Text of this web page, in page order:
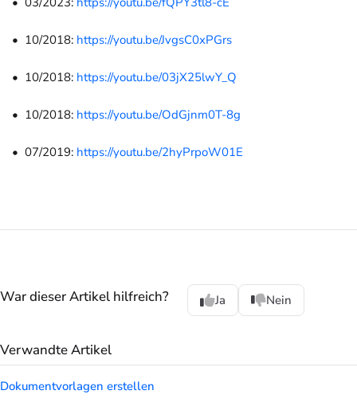
10/2018: https://youtu.be/JvgsC0xPGrs
10/2018: https://youtu.be/03jX25lwY_Q
10/2018: https://youtu.be/OdGjnm0T-8g
07/2019: https://youtu.be/2hyPrpoW01E
War dieser Artikel hilfreich? Ja Nein
Verwandte Artikel
Dokumentvorlagen erstellen